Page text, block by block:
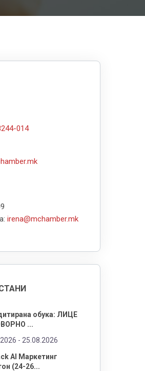
014
irena@mchamber.mk
обука: ЛИЦЕ
...
- 25.08.2026
AI Маркетинг
(24-26...